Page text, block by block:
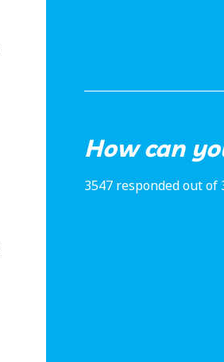
How can
3547 responded out of